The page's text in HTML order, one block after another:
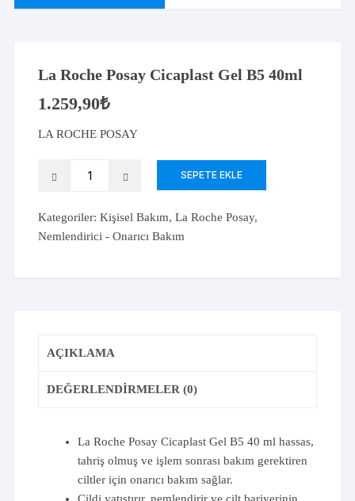
La Roche Posay Cicaplast Gel B5 40ml
1.259,90₺
LA ROCHE POSAY
Cicaplast
Gel
SEPETE EKLE
Kategoriler:Kişisel Bakım,La Roche Posay,
Nemlendirici - Onarıcı Bakım
AÇIKLAMA
DEĞERLENDIRMELER (0)
La Roche Posay Cicaplast Gel B5 40 ml hassas,
tahriş olmuş ve işlem sonrası bakım gerektiren
ciltler için onarıcı bakım sağlar.
Cildi yatıştırır, nemlendirir ve cilt bariyerinin